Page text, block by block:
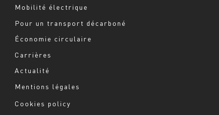
Mobilité électrique
Pour un transport décarboné
Économie circulaire
Carrières
Actualité
Mentions légales
Cookies policy